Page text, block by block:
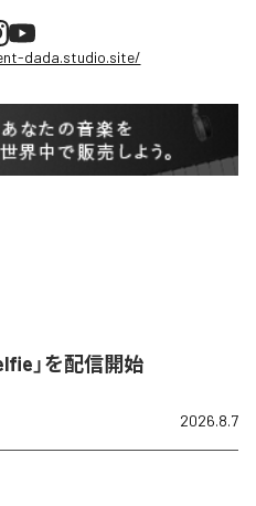
dada.studio.site/
」を配信開始
2026.8.7